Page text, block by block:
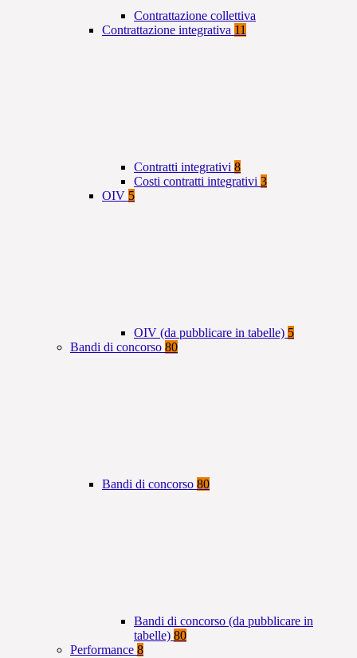
Contrattazione collettiva
Contrattazione integrativa 11
Contratti integrativi 8
Costi contratti integrativi 3
OIV 5
OIV (da pubblicare in tabelle) 5
Bandi di concorso 80
Bandi di concorso 80
Bandi di concorso (da pubblicare in
tabelle) 80
Performance 8